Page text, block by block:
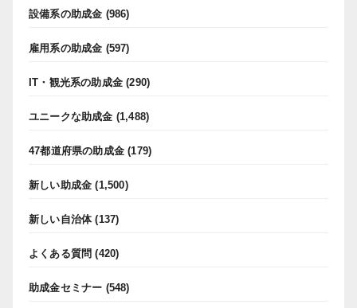
設備系の助成金 (986)
雇用系の助成金 (597)
IT・観光系の助成金 (290)
ユニークな助成金 (1,488)
47都道府県の助成金 (179)
新しい助成金 (1,500)
新しい自治体(137)
よくある質問 (420)
助成金セミナー (548)